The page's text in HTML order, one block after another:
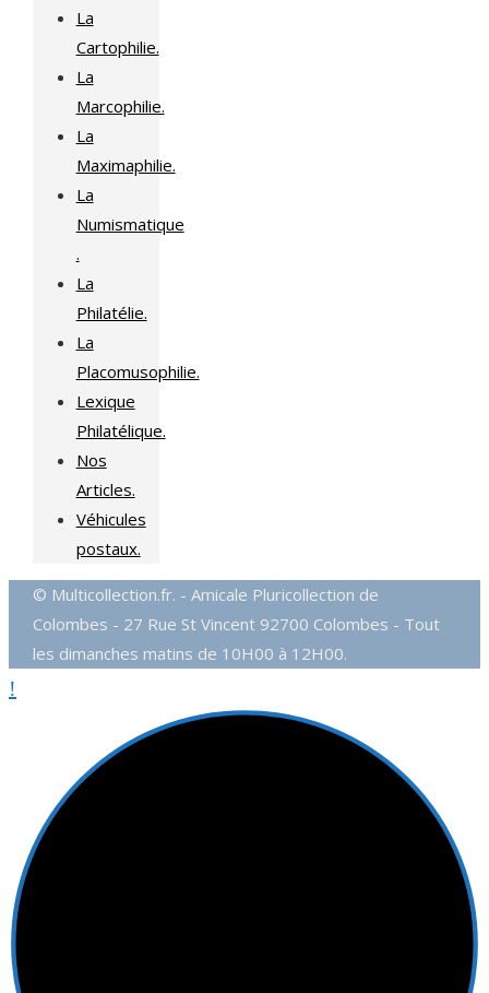
La
Cartophilie.
La
Marcophilie.
La
Maximaphilie.
La
Numismatique
.
La
Philatélie.
La
Placomusophilie.
Lexique
Philatélique.
Nos
Articles.
Véhicules
postaux.
© Multicollection.fr. - Amicale Pluricollection de
Colombes - 27 Rue St Vincent 92700 Colombes - Tout
les dimanches matins de 10H00 à 12H00.